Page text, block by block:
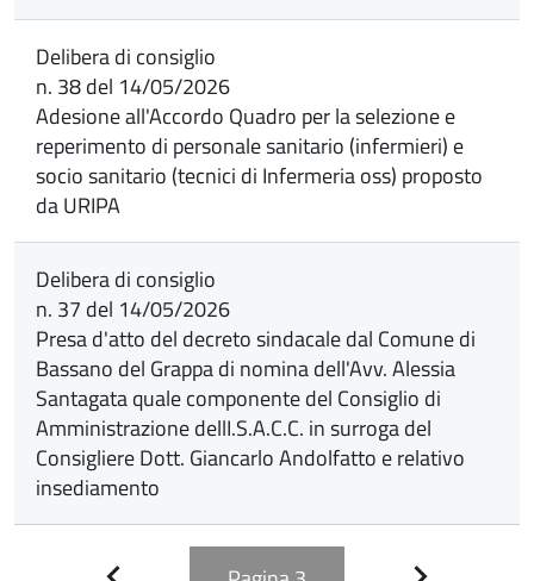
Delibera di consiglio
n. 38 del 14/05/2026
Adesione all'Accordo Quadro per la selezione e
reperimento di personale sanitario (infermieri) e
socio sanitario (tecnici di Infermeria oss) proposto
da URIPA
Delibera di consiglio
n. 37 del 14/05/2026
Presa d'atto del decreto sindacale dal Comune di
Bassano del Grappa di nomina dell'Avv. Alessia
Santagata quale componente del Consiglio di
Amministrazione dellI.S.A.C.C. in surroga del
Consigliere Dott. Giancarlo Andolfatto e relativo
insediamento